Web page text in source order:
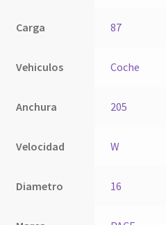
Carga 87
Vehiculos Coche
Anchura 205
Velocidad W
Diametro 16